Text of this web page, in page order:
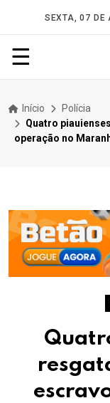
SEXTA, 07 DE
☰
Início
Polícia
Quatro
operação no